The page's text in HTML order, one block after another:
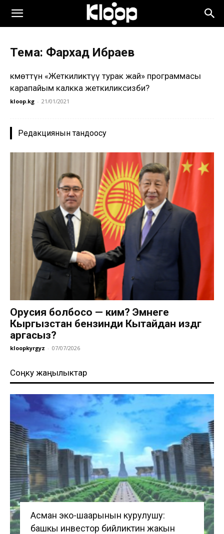
Тема: Фархад Ибраев
Өкмөттүн «Жеткиликтүү турак жай» программасы
карапайым калкка жеткиликсизби?
kloop.kg - 21/01/2021
Редакциянын тандоосу
Орусия болбосо — ким? Эмнеге
Кыргызстан бензинди Кытайдан издөөгө
аргасыз?
kloopkyrgyz - 07/07/2026
Соңку жаңылыктар
Асман эко-шаарынын курулушу:
башкы инвестор бийликтин жакын